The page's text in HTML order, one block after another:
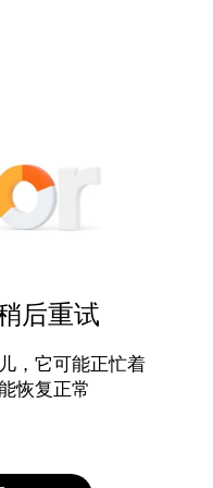
后重试
，它可能正忙着
恢复正常